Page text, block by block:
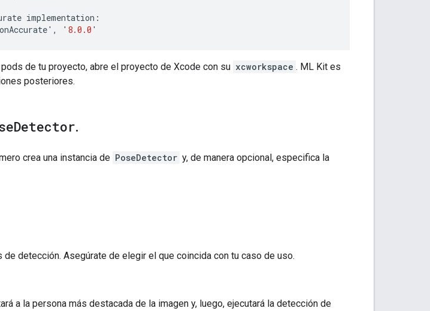
implementation :
' , ' 8.0.0 '
de tu proyecto, abre el proyecto de Xcode con su xcworkspace . ML Kit es
posteriores.
Detector.
crea una instancia de PoseDetector y, de manera opcional, especifica la
detección. Asegúrate de elegir el que coincida con tu caso de uso.
a la persona más destacada de la imagen y, luego, ejecutará la detección de